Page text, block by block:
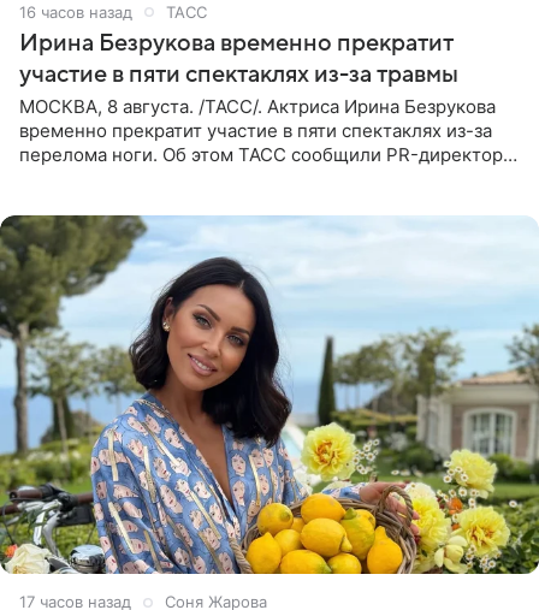
16 часов назад ТАСС
Ирина Безрукова временно прекратит
участие в пяти спектаклях из-за травмы
МОСКВА, 8 августа. /ТАСС/. Актриса Ирина Безрукова
временно прекратит участие в пяти спектаклях из-за
перелома ноги. Об этом ТАСС сообщили PR-директор
17 часов назад Соня Жарова